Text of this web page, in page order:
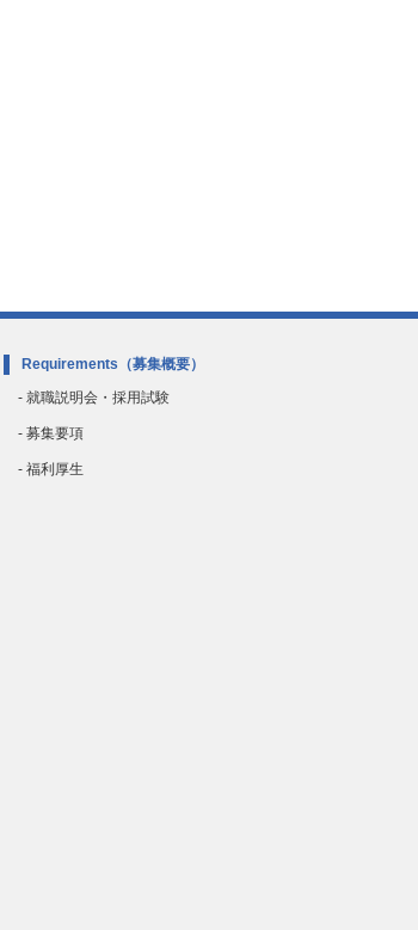
Requirements （募集概要）
- 就職説明会・採用試験
- 募集要項
- 福利厚生